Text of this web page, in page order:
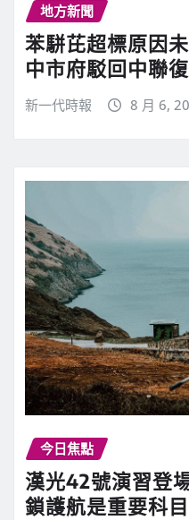
地方新聞
苯駢芘超標原因
中市府駁回中聯
新一代時報 8 月 6,
今日焦點
漢光42號演習登
鎖護航是重要科目